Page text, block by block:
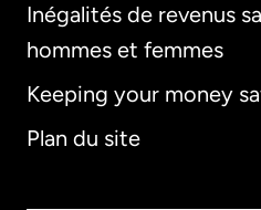
Inégalités de revenus
hommes et femmes
Keeping your money
Plan du site
Allemagne